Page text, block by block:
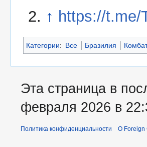
↑ https://t.me/
Категории: Все Бразилия
Эта страница в
февраля 2026 в
Политика конфиденциальности О Foreign